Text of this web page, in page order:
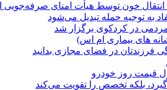
خون توسط هیأت امنای صرفه‌جویی
به توجیه حمله تبدیل می‌شود
در کردکوی برگزار شد
های بیماری ام اس)
فرزندتان در فضای مجازی بدانید
قیمت روز خودرو
بلکه تخصص را تقویت می‌کند